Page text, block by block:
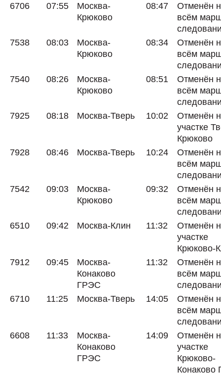
6706
07:55
Москва-
Крюково
08:47
Отменён
всём
7538
08:03
Москва-
Крюково
08:34
Отменён
всём
7540
08:26
Москва-
Крюково
08:51
Отменён
всём
7925
08:18 Москва-Тверь 10:02
Отменён
участке
Крюково
7928
08:46 Москва-Тверь 10:24
Отменён
всём
7542
09:03
Москва-
Крюково
09:32
Отменён
всём
6510
09:42 Москва-Клин 11:32
Отменён
участке
Крюково-
7912
09:45
Москва-
Конаково
ГРЭС
11:32
Отменён
всём
6710
11:25 Москва-Тверь 14:05
Отменён
всём
6608
11:33
Москва-
Конаково
ГРЭС
14:09
Отменён
участке
Крюково-
Конаково